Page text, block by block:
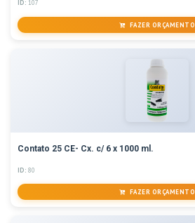
ID: 107
FAZER ORÇAMENTO
Contato 25 CE- Cx. c/ 6 x 1000 ml.
ID: 80
FAZER ORÇAMENTO